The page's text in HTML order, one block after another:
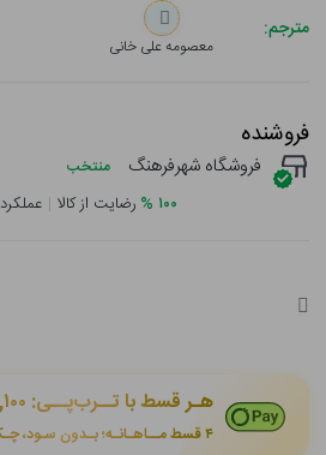
مترجم:
معصومه علی خانی
فروشنده
فروشگاه شهرفرهنگ منتخب
۱۰۰ % رضایت از کالا | عملکرد
هـر قسط با تــرب‌پــی:
۴ قسط مــاهـانـه؛ بـدون سـود، چـک و ضـامـن